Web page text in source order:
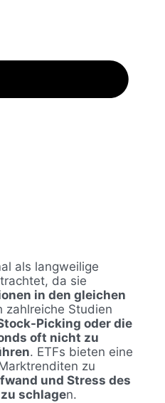
als langweilige
da sie
in den gleichen
zahlreiche Studien
Picking oder die
oft nicht zu
. ETFs bieten eine
zu
und Stress des
schlagen.